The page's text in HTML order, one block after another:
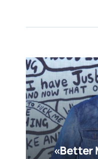
«Better